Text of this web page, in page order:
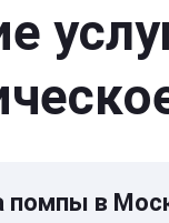
помпы в